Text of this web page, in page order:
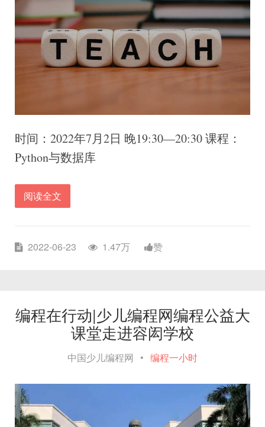
时间：2022年7月2日 晚19:30—20:30 课程：
Python与数据库
阅读全文
2022-06-23 1.47万 赞
编程在行动|少儿编程网编程公益大
课堂走进容闳学校
中国少儿编程网 • 编程一小时